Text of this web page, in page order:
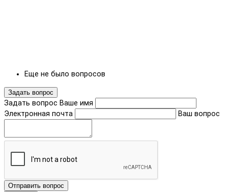
Еще не было вопросов
Задать вопрос
Задать вопрос Ваше имя
Электронная почта
Ваш вопрос
Отправить вопрос